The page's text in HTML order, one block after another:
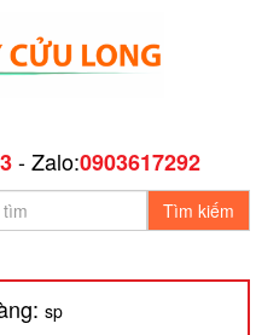
- Zalo:0903617292
Tìm kiếm
sp